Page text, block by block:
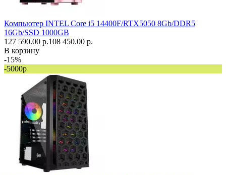
Компьютер INTEL Core i5 14400F/RTX5050 8Gb/DDR5
16Gb/SSD 1000GB
127 590.00 р.108 450.00 р.
В корзину
-15%
-5000р